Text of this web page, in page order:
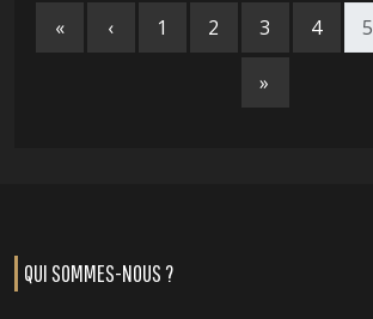
« ‹ 1 2 3 4 5
»
QUI SOMMES-NOUS ?